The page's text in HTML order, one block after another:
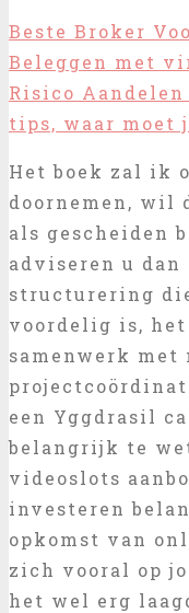
Beste Broker
Beleggen met
Risico
tips, waar moet
Het boek zal ik
doornemen, wil
als gescheiden
adviseren u dan
structurering
voordelig is,
samenwerk
een Yggdrasil
belangrijk te
videoslots
investeren
opkomst van
zich vooral op
het wel erg